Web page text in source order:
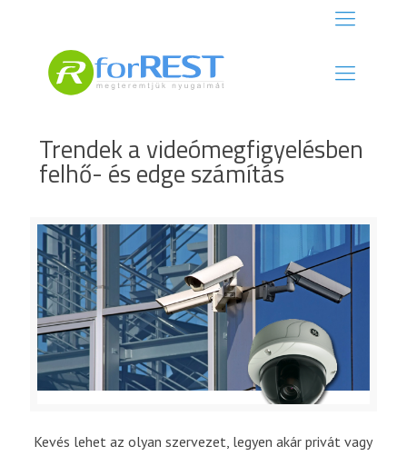
Trendek a videómegfigyelésben
felhő- és edge számítás
Kevés lehet az olyan szervezet, legyen akár privát vagy